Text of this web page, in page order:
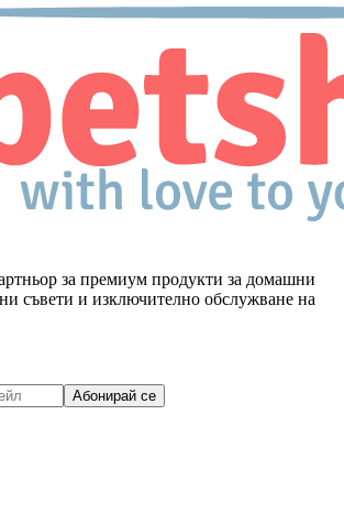
за премиум продукти за домашни
съвети и изключително обслужване на
Абонирай се